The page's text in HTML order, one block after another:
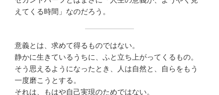
えてくる時間」なのだろう。
意義とは、求めて得るものではない。
静かに生きているうちに、ふと立ち上がってくるもの。
そう思えるようになったとき、人は自然と、自らをもう
一度磨こうとする。
それは、もはや自己実現のためではない。